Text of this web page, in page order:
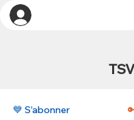
💙 S’abonner